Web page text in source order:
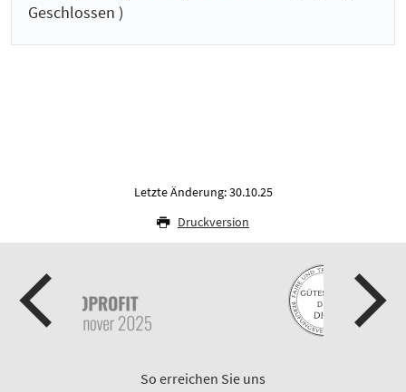
Geschlossen )
Letzte Änderung: 30.10.25
Druckversion
So erreichen Sie uns